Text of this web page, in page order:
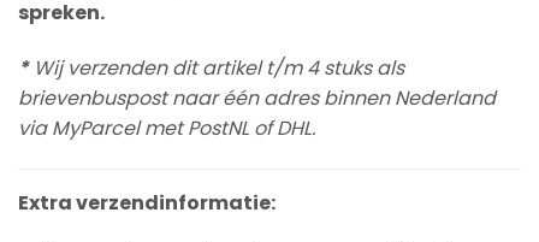
spreken.
* Wij verzenden dit artikel t/m 4 stuks als
brievenbuspost naar één adres binnen Nederland
via MyParcel met PostNL of DHL.
Extra verzendinformatie: